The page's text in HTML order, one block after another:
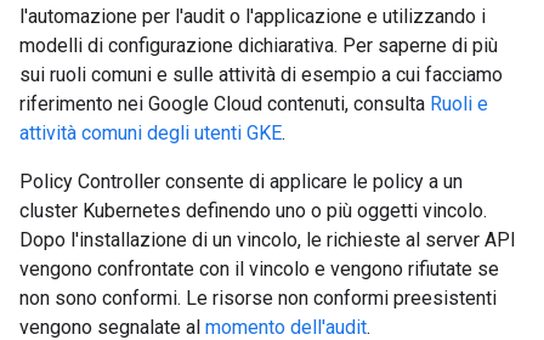
l'automazione per l'audit o l'applicazione e utilizzando i
modelli di configurazione dichiarativa. Per saperne di più
sui ruoli comuni e sulle attività di esempio a cui facciamo
riferimento nei Google Cloud contenuti, consulta Ruoli e
attività comuni degli utenti GKE.
Policy Controller consente di applicare le policy a un
cluster Kubernetes definendo uno o più oggetti vincolo.
Dopo l'installazione di un vincolo, le richieste al server API
vengono confrontate con il vincolo e vengono rifiutate se
non sono conformi. Le risorse non conformi preesistenti
vengono segnalate al momento dell'audit.